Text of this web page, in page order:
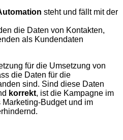
steht und fällt mit der
die Daten von Kontakten,
als Kundendaten
für die Umsetzung von
die Daten für die
sind. Sind diese Daten
korrekt, ist die Kampagne im
Budget und im